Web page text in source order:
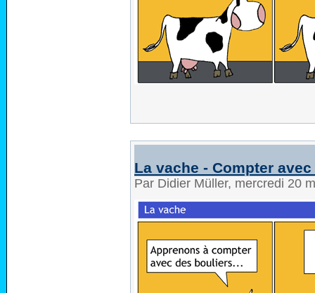
La vache - Compter
Par Didier Müller, mercredi 20